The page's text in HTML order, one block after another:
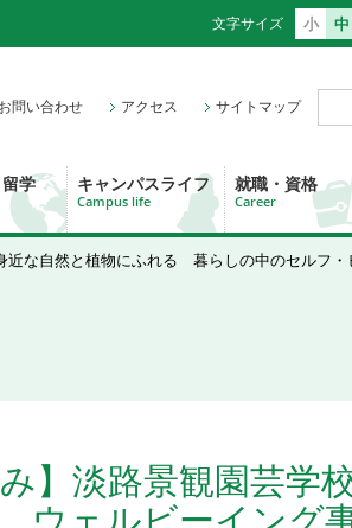
文字サイズ 小 中
学 キャンパスライフ
Campus life
就職・資格
Career
お問い合わせ アクセス サイトマップ
な自然と植物にふれる 暮らしの中のセルフ・
】淡路景観園芸学